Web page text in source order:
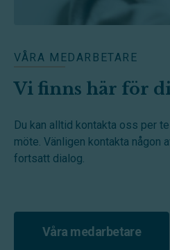
VÅRA MEDARBETARE
Vi finns här för
Du kan alltid kontakta oss per
möte. Vänligen kontakta någon
fortsatt dialog.
Våra medarbetare